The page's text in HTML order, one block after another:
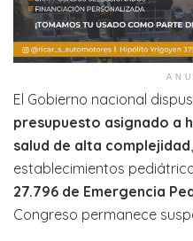
El Gobierno nacional
presupuesto asignado a
salud de alta complejidad
establecimientos
27.796 de Emergencia
Congreso permanece